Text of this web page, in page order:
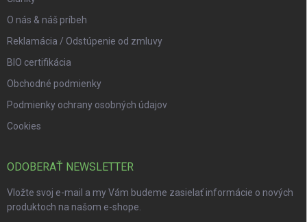
O nás & náš príbeh
Reklamácia / Odstúpenie od zmluvy
BIO certifikácia
Obchodné podmienky
Podmienky ochrany osobných údajov
Cookies
ODOBERAŤ NEWSLETTER
Vložte svoj e-mail a my Vám budeme zasielať informácie o nových
produktoch na našom e-shope.